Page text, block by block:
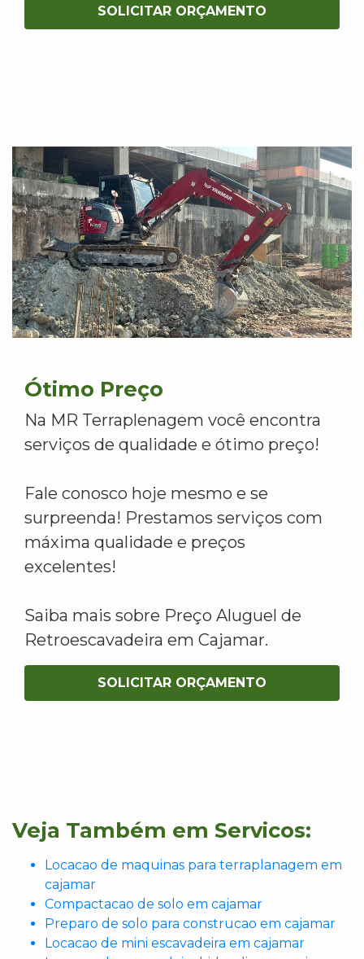
SOLICITAR ORÇAMENTO
Ótimo Preço
Na MR Terraplenagem você encontra
serviços de qualidade e ótimo preço!
Fale conosco hoje mesmo e se
surpreenda! Prestamos serviços com
máxima qualidade e preços
excelentes!
Saiba mais sobre Preço Aluguel de
Retroescavadeira em Cajamar.
SOLICITAR ORÇAMENTO
Veja Também em Servicos:
Locacao de maquinas para terraplanagem em
cajamar
Compactacao de solo em cajamar
Preparo de solo para construcao em cajamar
Locacao de mini escavadeira em cajamar